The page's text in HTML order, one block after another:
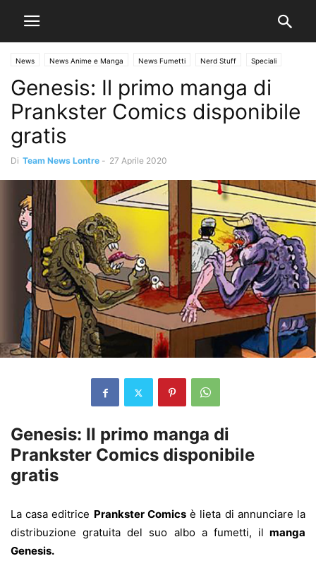
News News Anime e Manga News Fumetti Nerd Stuff Speciali
Genesis: Il primo manga di
Prankster Comics disponibile
gratis
Di Team News Lontre - 27 Aprile 2020
Genesis: Il primo manga di
Prankster Comics disponibile
gratis
La casa editrice Prankster Comicsè lieta di annunciare la
distribuzione gratuita del suo albo a fumetti, il manga
Genesis.